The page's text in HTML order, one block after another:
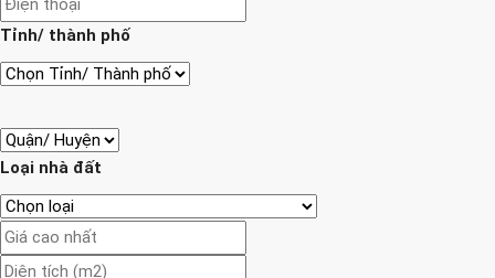
Tỉnh/ thành phố
Loại nhà đất